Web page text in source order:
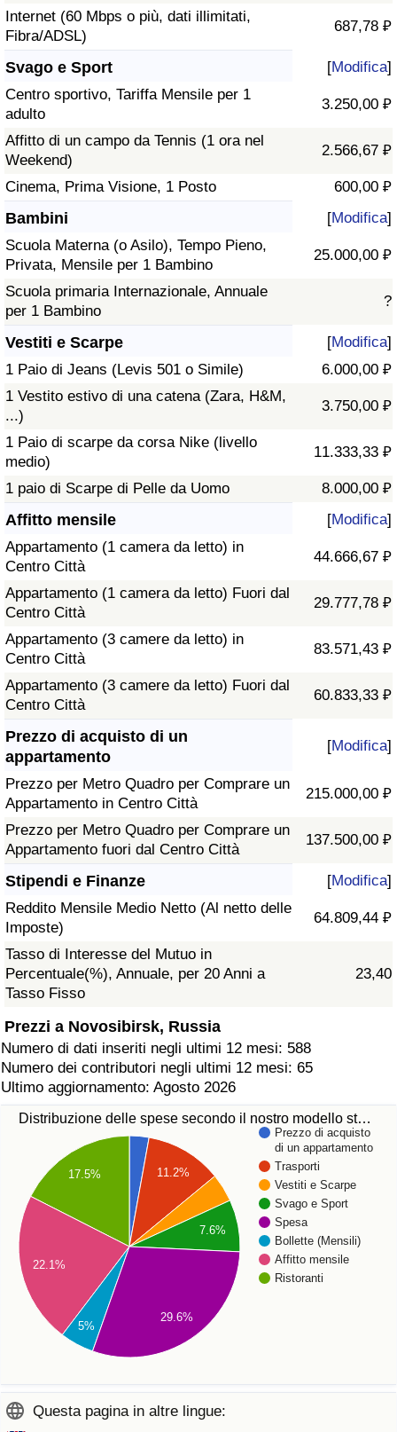
Internet (60 Mbps o più, dati illimitati,
Fibra/ADSL)
687,78 ₽
Svago e Sport [Modifica]
Centro sportivo, Tariffa Mensile per 1
adulto
3.250,00 ₽
Affitto di un campo da Tennis (1 ora nel
Weekend)
2.566,67 ₽
Cinema, Prima Visione, 1 Posto 600,00 ₽
Bambini [Modifica]
Scuola Materna (o Asilo), Tempo Pieno,
Privata, Mensile per 1 Bambino
25.000,00 ₽
Scuola primaria Internazionale, Annuale
per 1 Bambino
?
Vestiti e Scarpe [Modifica]
1 Paio di Jeans (Levis 501 o Simile)
6.000,00 ₽
1 Vestito estivo di una catena (Zara, H&M,
...)
3.750,00 ₽
1 Paio di scarpe da corsa Nike (livello
medio)
11.333,33 ₽
1 paio di Scarpe di Pelle da Uomo 8.000,00 ₽
Affitto mensile [Modifica]
Appartamento (1 camera da letto) in
Centro Città
44.666,67 ₽
Appartamento (1 camera da letto) Fuori dal
Centro Città
29.777,78 ₽
Appartamento (3 camere da letto) in
Centro Città
83.571,43 ₽
Appartamento (3 camere da letto) Fuori dal
Centro Città
60.833,33 ₽
Prezzo di acquisto di un
appartamento
[Modifica]
Prezzo per Metro Quadro per Comprare un
Appartamento in Centro Città
215.000,00 ₽
Prezzo per Metro Quadro per Comprare un
Appartamento fuori dal Centro Città
137.500,00 ₽
Stipendi e Finanze [Modifica]
Reddito Mensile Medio Netto (Al netto delle
Imposte)
64.809,44 ₽
Tasso di Interesse del Mutuo in
Percentuale(%), Annuale, per 20 Anni a
Tasso Fisso
23,40
Prezzi a Novosibirsk, Russia
Numero di dati inseriti negli ultimi 12 mesi: 588
Numero dei contributori negli ultimi 12 mesi: 65
Ultimo aggiornamento: Agosto 2026
Distribuzione delle spese secondo il nostro modello st…
Prezzo di acquisto
di un appartamento
Trasporti
Vestiti e Scarpe
Svago e Sport
Spesa
Bollette (Mensili)
Affitto mensile
Ristoranti
11.2%
7.6%
17.5%
22.1%
5%
29.6%
Questa pagina in altre lingue: